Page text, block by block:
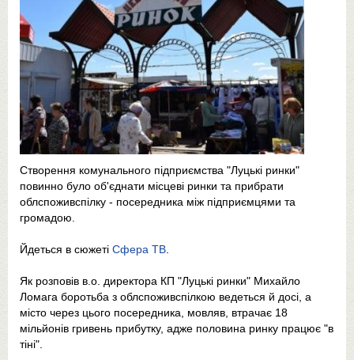
Створення комунального підприємства "Луцькі ринки"
повинно було об'єднати місцеві ринки та прибрати
облспоживспілку - посередника між підприємцями та
громадою.
Йдеться в сюжеті Сфера ТВ
Як розповів в.о. директора КП "Луцькі ринки" Михайло
Ломага боротьба з облспоживспілкою ведеться й досі, а
місто через цього посередника, мовляв, втрачає 18
мільйонів гривень прибутку, адже половина ринку працює "в
тіні".